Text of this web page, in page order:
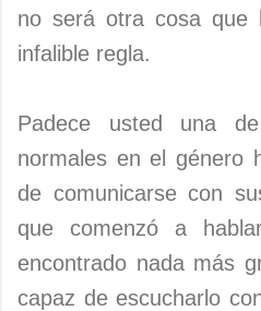
no será otra cosa que
infalible regla.
Padece usted una
normales en el género
de comunicarse con
que comenzó a
encontrado nada más
capaz de escucharlo